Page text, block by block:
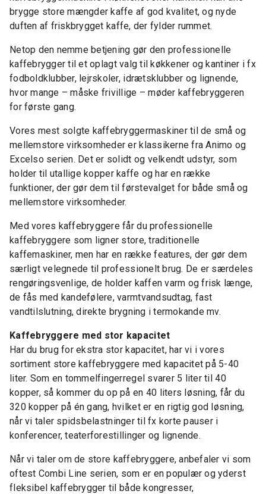
brygge store mængder kaffe af god kvalitet, og nyde
duften af friskbrygget kaffe, der fylder rummet.
Netop den nemme betjening gør den professionelle
kaffebrygger til et oplagt valg til køkkener og kantiner i fx
fodboldklubber, lejrskoler, idrætsklubber og lignende,
hvor mange – måske frivillige – møder kaffebryggeren
for første gang.
Vores mest solgte kaffebryggermaskiner til de små og
mellemstore virksomheder er klassikerne fra Animo og
Excelso serien. Det er solidt og velkendt udstyr, som
holder til utallige kopper kaffe og har en række
funktioner, der gør dem til førstevalget for både små og
mellemstore virksomheder.
Med vores kaffebryggere får du professionelle
kaffebryggere som ligner store, traditionelle
kaffemaskiner, men har en række features, der gør dem
særligt velegnede til professionelt brug. De er særdeles
rengøringsvenlige, de holder kaffen varm og frisk længe,
de fås med kandefølere, varmtvandsudtag, fast
vandtilslutning, direkte brygning i termokande mv.
Kaffebryggere med stor kapacitet
Har du brug for ekstra stor kapacitet, har vi i vores
sortiment store kaffebryggere med kapacitet på 5-40
liter. Som en tommelfingerregel svarer 5 liter til 40
kopper, så kommer du op på en 40 liters løsning, får du
320 kopper på én gang, hvilket er en rigtig god løsning,
når vi taler spidsbelastninger til fx korte pauser i
konferencer, teaterforestillinger og lignende.
Når vi taler om de store kaffebryggere, anbefaler vi som
oftest Combi Line serien, som er en populær og yderst
fleksibel kaffebrygger til både kongresser,